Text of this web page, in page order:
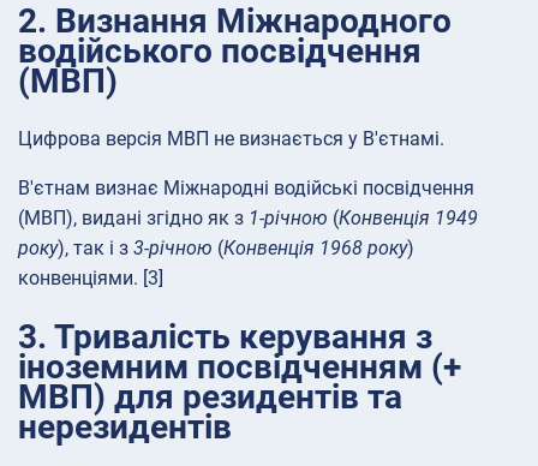
2. Визнання Міжнародного
водійського посвідчення
(МВП)
Цифрова версія МВП не визнається у В'єтнамі.
В'єтнам визнає Міжнародні водійські посвідчення
(МВП), видані згідно як з 1-річною (Конвенція 1949
року), так і з 3-річною (Конвенція 1968 року)
конвенціями. [3]
3. Тривалість керування з
іноземним посвідченням (+
МВП) для резидентів та
нерезидентів